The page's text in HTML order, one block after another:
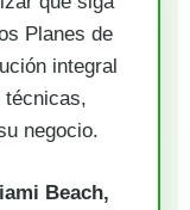
Planes de
integral
técnicas,
negocio.
Beach,